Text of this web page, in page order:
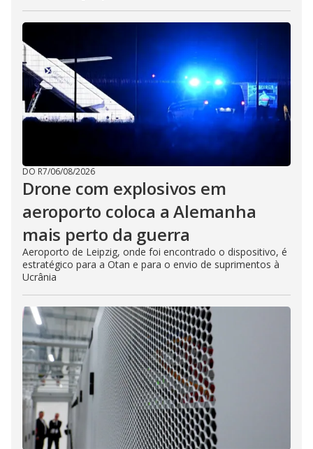
DO R7/06/08/2026
Drone com explosivos em
aeroporto coloca a Alemanha
mais perto da guerra
Aeroporto de Leipzig, onde foi encontrado o dispositivo, é
estratégico para a Otan e para o envio de suprimentos à
Ucrânia